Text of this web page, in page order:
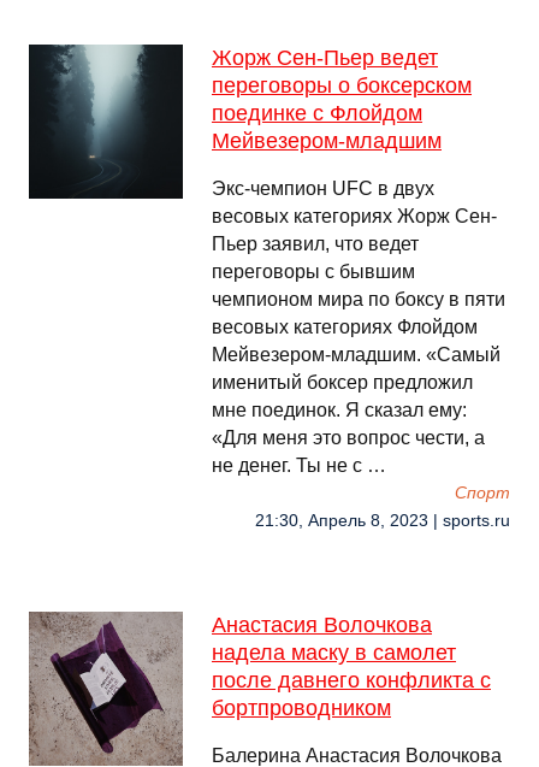
Жорж Сен-Пьер ведет
переговоры о боксерском
поединке с Флойдом
Мейвезером-младшим
Экс-чемпион UFC в двух
весовых категориях Жорж Сен-
Пьер заявил, что ведет
переговоры с бывшим
чемпионом мира по боксу в пяти
весовых категориях Флойдом
Мейвезером-младшим. «Самый
именитый боксер предложил
мне поединок. Я сказал ему:
«Для меня это вопрос чести, а
не денег. Ты не с …
Спорт
21:30, Апрель 8, 2023 | sports.ru
Анастасия Волочкова
надела маску в самолет
после давнего конфликта с
бортпроводником
Балерина Анастасия Волочкова